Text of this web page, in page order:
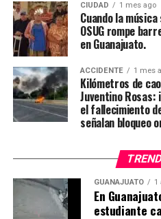
CIUDAD 1 mes ago
Cuando la
OSUG rompe
en Guanajuato.
ACCIDENTE 1 mes
Kilómetros de
Juventino
el fallecimiento
señalan bloqueo
GUANAJUATO 1
En
estudiante